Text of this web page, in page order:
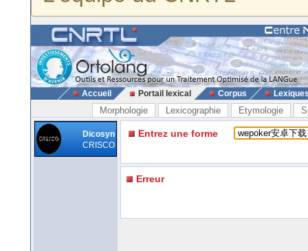
Accueil Portail lexical Corpus
Morphologie Lexicographie Etymologie
Dicosyn
CRISCO
Entrez une forme
Erreur